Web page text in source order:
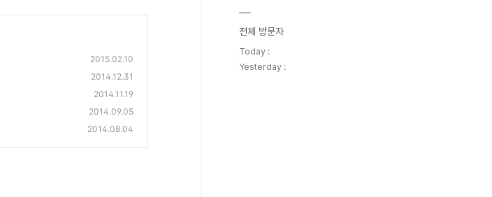
2015.02.10
2014.12.31
2014.11.19
2014.09.05
2014.08.04
전체 방문자
Today :
Yesterday :